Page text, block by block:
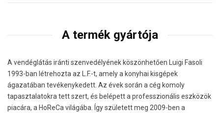
A termék gyártója
A vendéglátás iránti szenvedélyének köszönhetően Luigi Fasoli
1993-ban létrehozta az L.F.-t, amely a konyhai kisgépek
ágazatában tevékenykedett. Az évek során a cég komoly
tapasztalatokra tett szert, és belépett a professzionális eszközök
piacára, a HoReCa világába. Így született meg 2009-ben a